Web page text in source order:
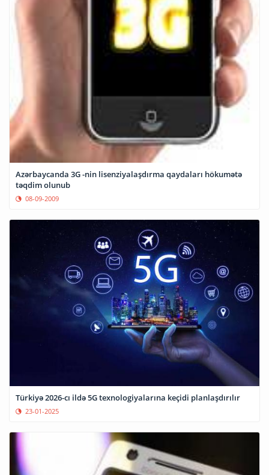
Azərbaycanda 3G -nin lisenziyalaşdırma qaydaları hökumətə
təqdim olunub
08-09-2009
Türkiyə 2026-cı ildə 5G texnologiyalarına keçidi planlaşdırılır
23-01-2025